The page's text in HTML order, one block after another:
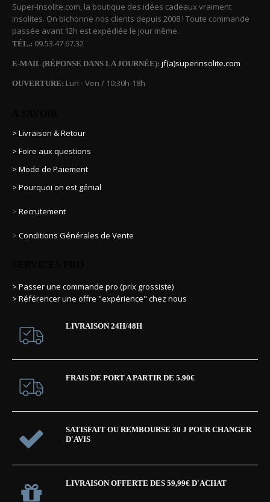
Super-Insolite.com, la boutique des idées cadeaux vraiment
insolites. On bichonne nos clients depuis 2008 ! Toute commande
passée avant 12h est expédiée le jour même.
TÉL.: 09.53.47.67.32
E-MAIL (RÉPONSE DANS LA JOURNÉE): jf(a)superinsolite.com
OUVERTURE: Lun - Ven / 10:30h-18h
> Livraison & Retour
> Foire aux questions
> Mode de Paiement
> Pourquoi on est génial
> Recrutement
> Conditions Générales de Vente
> Passer une commande pro (prix grossiste)
> Référencer une offre "expérience" chez nous
LIVRAISON 24H/48H
FRAIS DE PORT A PARTIR DE 5.90€
SATISFAIT OU REMBOURSE 30 J POUR CHANGER
D'AVIS
LIVRAISON OFFERTE DES 59,99€ D'ACHAT